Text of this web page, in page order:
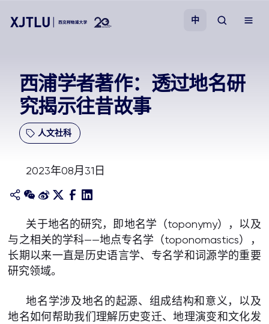
招生
科研
学院
关于我们
中
西浦学者著作：透过地名研
究揭示往昔故事
人文社科
2023年08月31日
关于地名的研究，即地名学（toponymy），以及
与之相关的学科——地点专名学（toponomastics），
长期以来一直是历史语言学、专名学和词源学的重要
研究领域。
地名学涉及地名的起源、组成结构和意义，以及
地名如何帮助我们理解历史变迁、地理演变和文化发